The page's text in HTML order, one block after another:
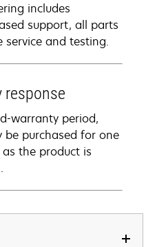
includes
support, all parts
and testing.
response
warranty period,
be purchased for one
the product is